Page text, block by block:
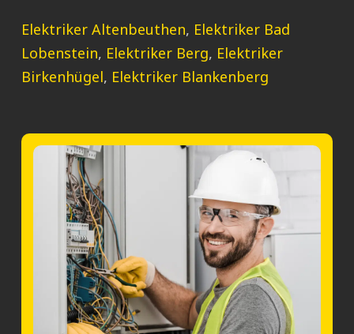
Elektriker Altenbeuthen, Elektriker Bad
Lobenstein, Elektriker Berg, Elektriker
Birkenhügel, Elektriker Blankenberg